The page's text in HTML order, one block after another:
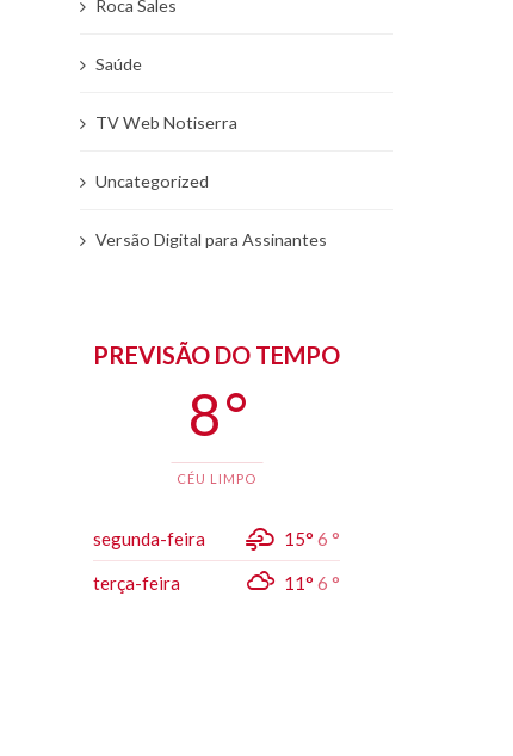
Roca Sales
Saúde
TV Web Notiserra
Uncategorized
Versão Digital para Assinantes
PREVISÃO DO TEMPO
8 °
CÉU LIMPO
segunda-feira 15° 6 °
terça-feira 11° 6 °